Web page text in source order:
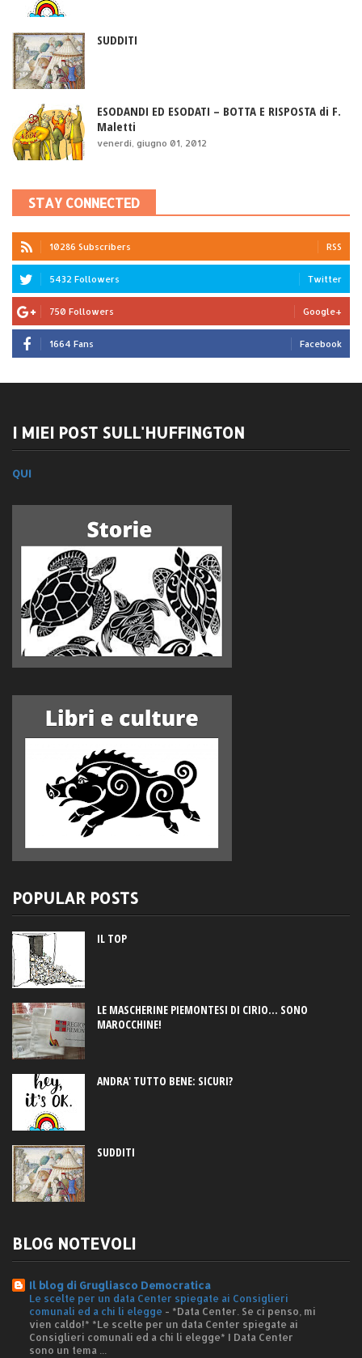
SUDDITI
ESODANDI ED ESODATI – BOTTA E RISPOSTA di F.
Maletti
venerdì, giugno 01, 2012
STAY CONNECTED
10286 Subscribers RSS
5432 Followers Twitter
750 Followers Google+
1664 Fans Facebook
I MIEI POST SULL'HUFFINGTON
QUI
POPULAR POSTS
IL TOP
LE MASCHERINE PIEMONTESI DI CIRIO... SONO
MAROCCHINE!
ANDRA' TUTTO BENE: SICURI?
SUDDITI
BLOG NOTEVOLI
Il blog di Grugliasco Democratica
Le scelte per un data Center spiegate ai Consiglieri
comunali ed a chi li elegge - *Data Center. Se ci penso, mi
vien caldo!* *Le scelte per un data Center spiegate ai
Consiglieri comunali ed a chi li elegge* I Data Center
sono un tema ...